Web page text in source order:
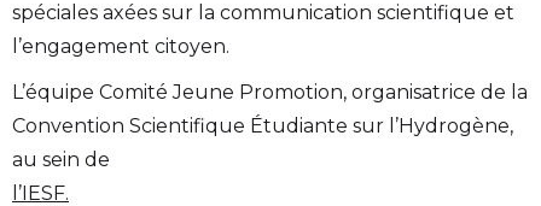
spéciales axées sur la communication scientifique et
l’engagement citoyen.
L’équipe Comité Jeune Promotion, organisatrice de la
Convention Scientifique Étudiante sur l’Hydrogène,
au sein de
l’IESF.